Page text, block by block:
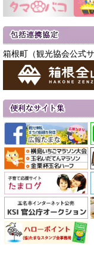
箱根町（観光協会公式サ